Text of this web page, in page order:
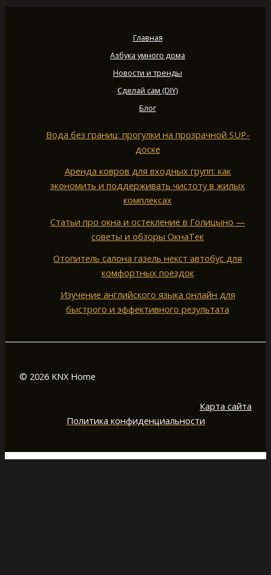
Главная
Азбука умного дома
Новости и тренды
Сделай сам (DIY)
Блог
Вода без границ: прогулки на прозрачной SUP-
доске
Аренда ковров для входных групп: как
экономить и поддерживать чистоту в жилых
комплексах
Статьи про окна и остекление в Голицыно —
советы и обзоры ОкнаТек
Отопитель салона газель некст автобус для
комфортных поездок
Изучение английского языка онлайн для
быстрого и эффективного результата
© 2026 KNX Home
Карта сайта
Политика конфиденциальности